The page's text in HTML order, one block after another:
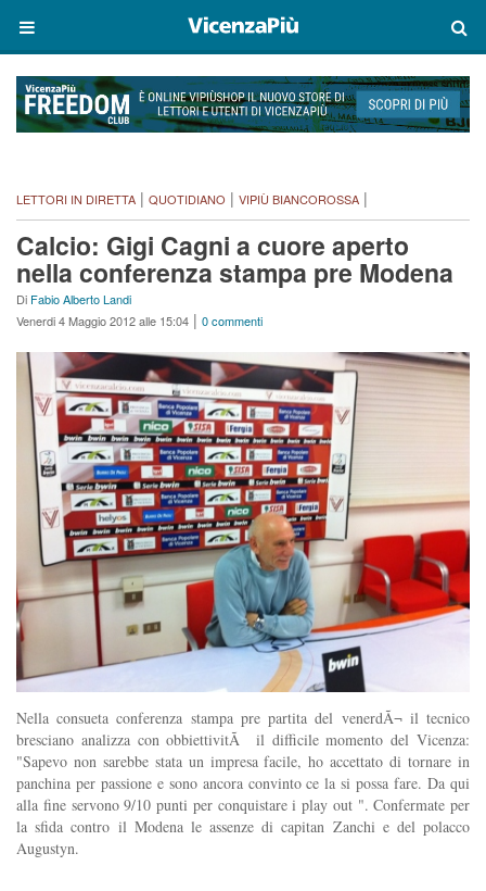
LETTORI IN DIRETTA | QUOTIDIANO | VIPIÙ BIANCOROSSA |
Calcio: Gigi Cagni a cuore aperto
nella conferenza stampa pre Modena
Di Fabio Alberto Landi
Venerdi 4 Maggio 2012 alle 15:04 | 0 commenti
Nella consueta conferenza stampa pre partita del venerdÃ¬ il tecnico
bresciano analizza con obbiettivitÃ il difficile momento del Vicenza:
"Sapevo non sarebbe stata un impresa facile, ho accettato di tornare in
panchina per passione e sono ancora convinto ce la si possa fare. Da qui
alla fine servono 9/10 punti per conquistare i play out ". Confermate per
la sfida contro il Modena le assenze di capitan Zanchi e del polacco
Augustyn.